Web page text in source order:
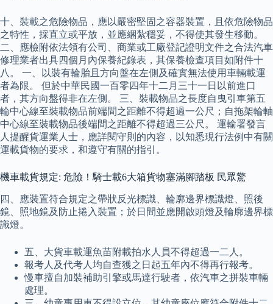
十、裝載之危險物品，應以嚴密堅固之容器裝置，且依危險物品
之特性，採直立或平放，並應綑紮穩妥，不得使其發生移動。
二、應檢附依法領有公司、商業或工廠登記證明文件之合法汽車
修理業者出具四個月內保養紀錄表，其保養檢查項目如附件十
八。 一、以裝有輪胎且方向盤在左側及確實無法使用車輛載運
者為限。 但於中華民國一百零四年十二月三十一日以前進口
者，其方向盤得非在左側。 三、裝載物品之長度自曳引車第五
輪中心線至裝載物品前端間之距離不得超過一公尺；自拖架輪軸
中心線至裝載物品後端間之距離不得超過三公尺。 運輸署發言
人提醒貨運業人士，應詳閱守則的內容，以知悉現行法例中有關
運載貨物的要求，和遵守有關的指引。
機車載貨規定: 危險！騎士載6大箱貨物塞滿腳踏板 民眾驚
四、應裝置符合規定之帶狀反光標識、輪廓邊界標識燈、照後
鏡、照地鏡及防止捲入裝置；於日間並應開啟頭燈及輪廓邊界標
識燈。
五、大貨車載運魚苗附載拍水人員不得超過一二人。
報考人及代考人均自查獲之日起五年內不得再行報考。
慢車擅自加裝補助引擎或馬達行駛者，依汽車之拼裝車輛
處理。